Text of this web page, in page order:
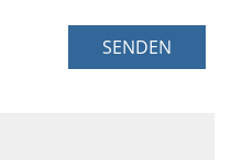
SENDEN